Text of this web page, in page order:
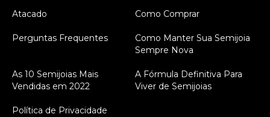
Atacado Como Comprar
Perguntas Frequentes
Como Manter Sua Semijoia
Sempre Nova
As 10 Semijoias Mais
Vendidas em 2022
A Fórmula Definitiva Para
Viver de Semijoias
Política de Privacidade